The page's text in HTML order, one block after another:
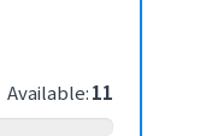
Available:11